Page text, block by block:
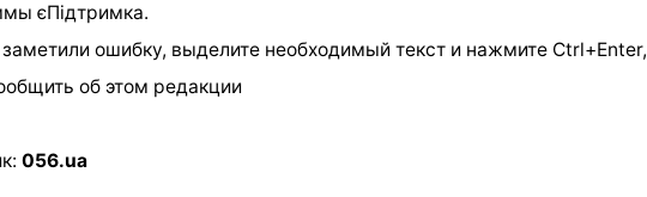
єПідтримка.
ошибку, выделите необходимый текст и нажмите Ctrl+Enter,
об этом редакции
056.ua